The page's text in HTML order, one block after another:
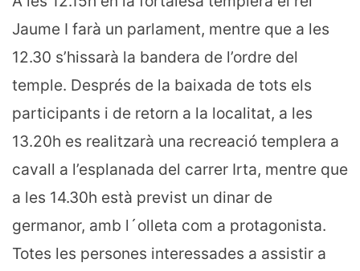
Jaume I farà un parlament, mentre que a les
12.30 s’hissarà la bandera de l’ordre del
temple. Després de la baixada de tots els
participants i de retorn a la localitat, a les
13.20h es realitzarà una recreació templera a
cavall a l’esplanada del carrer Irta, mentre que
a les 14.30h està previst un dinar de
germanor, amb l´olleta com a protagonista.
Totes les persones interessades a assistir a